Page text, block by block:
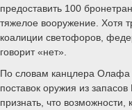
предоставить 100
тяжелое вооружение. Хотя
коалиции светофоров,
говорит «нет».
По словам канцлера
поставок оружия из
признать, что возможности,